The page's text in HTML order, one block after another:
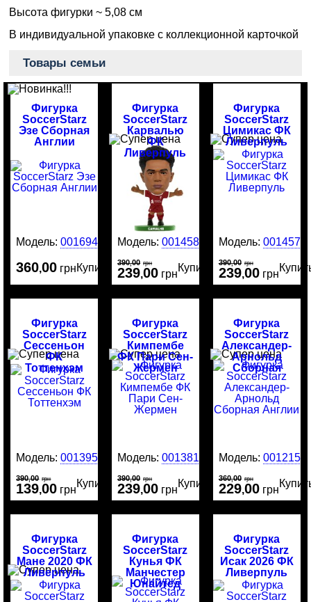
Высота фигурки ~ 5,08 см
В индивидуальной упаковке с коллекционной карточкой
Товары семьи
Фигурка
SoccerStarz
Эзе Сборная
Англии
Модель:0016946
360,00 грнКупить
Фигурка
SoccerStarz
Карвалью
ФК
Ливерпуль
Модель:0014581
390,00 грн
239,00 грн
Купить
Фигурка
SoccerStarz
Цимикас ФК
Ливерпуль
Модель: 0014577
390,00 грн
239,00 грн
Фигурка
SoccerStarz
Сессеньон
ФК
Тоттенхэм
Модель:0013951
390,00 грн
139,00 грн
Купить
Фигурка
SoccerStarz
Кимпембе
ФК Пари Сен-
Жермен
Модель:0013813
390,00 грн
239,00 грн
Купить
Фигурка
SoccerStarz
Александер-
Арнольд
Сборная
Англии
Модель: 0012159
360,00 грн
229,00 грн
Фигурка
SoccerStarz
Мане 2020 ФК
Ливерпуль
Фигурка
SoccerStarz
Кунья ФК
Манчестер
Юнайтед
Фигурка
SoccerStarz
Исак 2026 ФК
Ливерпуль